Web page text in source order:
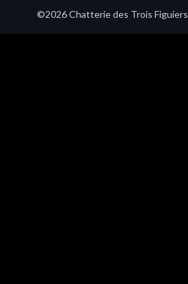
©2026 Chatterie des Trois Figuiers